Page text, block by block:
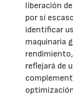
liberación
por sí
identificar
maquinaria
reflejará de